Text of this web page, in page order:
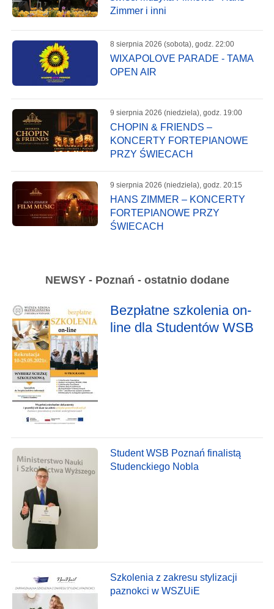
Zimmer i inni
8 sierpnia 2026 (sobota), godz. 22:00
WIXAPOLOVE PARADE - TAMA
OPEN AIR
9 sierpnia 2026 (niedziela), godz. 19:00
CHOPIN & FRIENDS –
KONCERTY FORTEPIANOWE
PRZY ŚWIECACH
9 sierpnia 2026 (niedziela), godz. 20:15
HANS ZIMMER – KONCERTY
FORTEPIANOWE PRZY
ŚWIECACH
NEWSY - Poznań - ostatnio dodane
Bezpłatne szkolenia on-
line dla Studentów WSB
Student WSB Poznań finalistą
Studenckiego Nobla
Szkolenia z zakresu stylizacji
paznokci w WSZUiE